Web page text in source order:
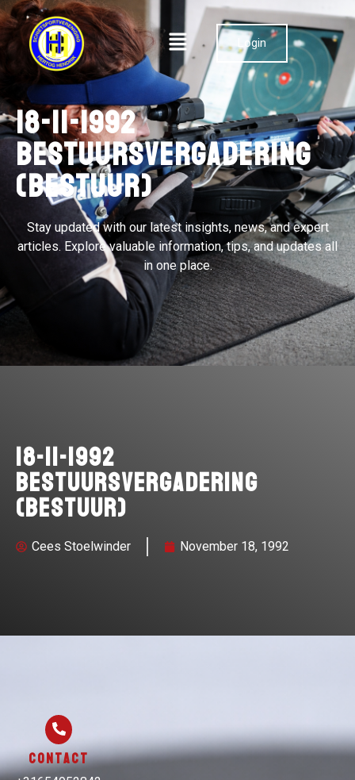
Login
18-11-1992
Bestuursvergadering
(bestuur)
Stay updated with our latest insights, news, and expert
articles. Explore valuable information, tips, and updates all
in one place.
18-11-1992
Bestuursvergadering
(bestuur)
Cees Stoelwinder November 18, 1992
Contact